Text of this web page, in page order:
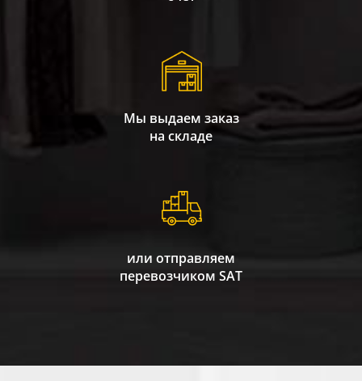
Мы выдаем заказ
на складе
или отправляем
перевозчиком SAT